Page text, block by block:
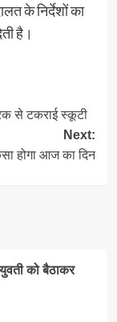
के निर्देशों का
है।
से टकराई स्कूटी
Next:
होगा आज का दिन
को बैठाकर